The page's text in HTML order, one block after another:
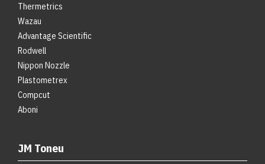
Thermetrics
Wazau
Advantage Scientific
Rodwell
Nippon Nozzle
Plastometrex
Compcut
Aboni
JM Toneu